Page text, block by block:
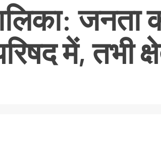
जनता
में, तभी